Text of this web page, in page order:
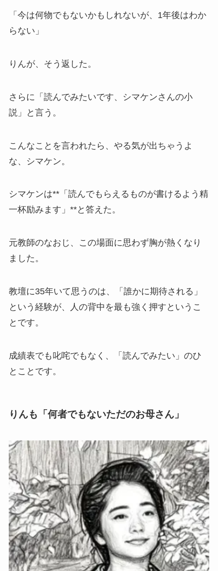
「今は何物でもないかもしれないが、1年後はわか
らない」
りんが、そう返した。
さらに「読んでみたいです、シマケンさんの小
説」と言う。
こんなことを言われたら、やる気が出ちゃうよ
な、シマケン。
シマケンは**「読んでもらえるものが書けるよう精
一杯励みます」**と答えた。
元教師のなおじ、この場面に思わず胸が熱くなり
ました。
教壇に35年いて思うのは、「誰かに期待される」
という経験が、人の背中を最も強く押すというこ
とです。
成績表でも叱咤でもなく、「読んでみたい」のひ
とことです。
りんも「何者でもないただのお母さん」